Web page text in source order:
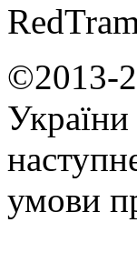
RedTram
©2013-
умови